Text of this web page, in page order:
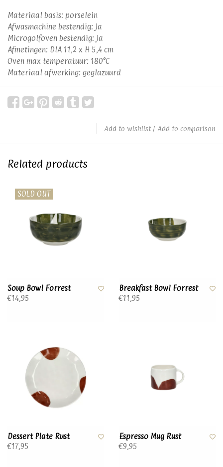
Materiaal basis: porselein
Afwasmachine bestendig: Ja
Microgolfoven bestendig: Ja
Afmetingen: DIA 11,2 x H 5,4 cm
Oven max temperatuur: 180°C
Materiaal afwerking: geglazuurd
Add to wishlist/ Add to comparison
Related products
SOLD OUT
Soup Bowl Forrest
€14,95
Breakfast Bowl Forrest
€11,95
Dessert Plate Rust
€17,95
Espresso Mug Rust
€9,95